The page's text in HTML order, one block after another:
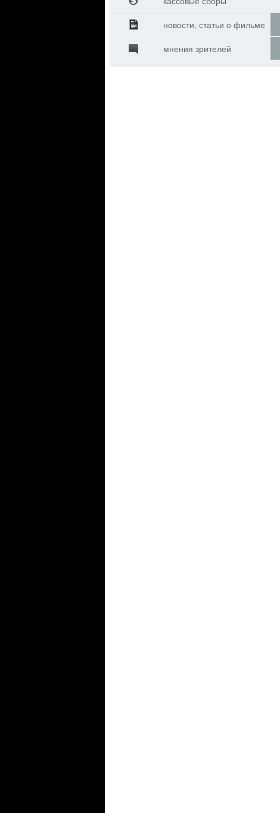
новости, статьи о фильме
мнения зрителей